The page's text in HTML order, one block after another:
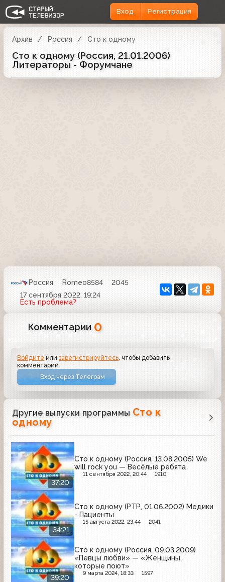
Вход Регистрация
Архив Россия Сто к одному
Сто к одному (Россия, 21.01.2006)
Литераторы - Форумчане
Россия Romeo8584
2045
17 сентября 2022, 19:24
Есть проблема?
Комментарии 0
Войдите илизарегистрируйтесь , чтобы добавить
комментарий
Вход через Телеграм
Другие выпуски программы Сто к
одному
37:20
Сто к одному (Россия, 13.08.2005) We
will rock you — Весёлые ребята
11 сентября 2022, 20:44 1910
34:21
Сто к одному (РТР, 01.06.2002) Медики
- Пациенты
15 августа 2022, 23:44 2041
39:20
Сто к одному (Россия, 09.03.2009)
«Певцы любви» — «Женщины,
которые поют»
9 марта 2024, 18:33 1597